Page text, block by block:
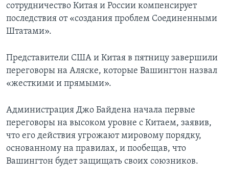
сотрудничество Китая и России компенсирует
последствия от «создания проблем Соединенными
Штатами».
Представители США и Китая в пятницу завершили
переговоры на Аляске, которые Вашингтон назвал
«жесткими и прямыми».
Администрация Джо Байдена начала первые
переговоры на высоком уровне с Китаем, заявив,
что его действия угрожают мировому порядку,
основанному на правилах, и пообещав, что
Вашингтон будет защищать своих союзников.